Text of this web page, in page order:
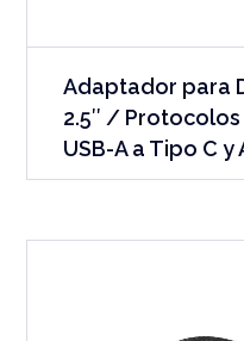
Adaptador para
2.5″ / Protocolos
USB-A a Tipo C